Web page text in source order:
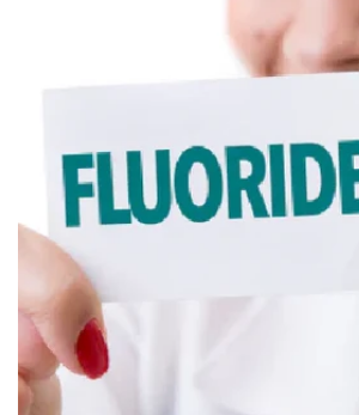
English
Europe
Italy
English